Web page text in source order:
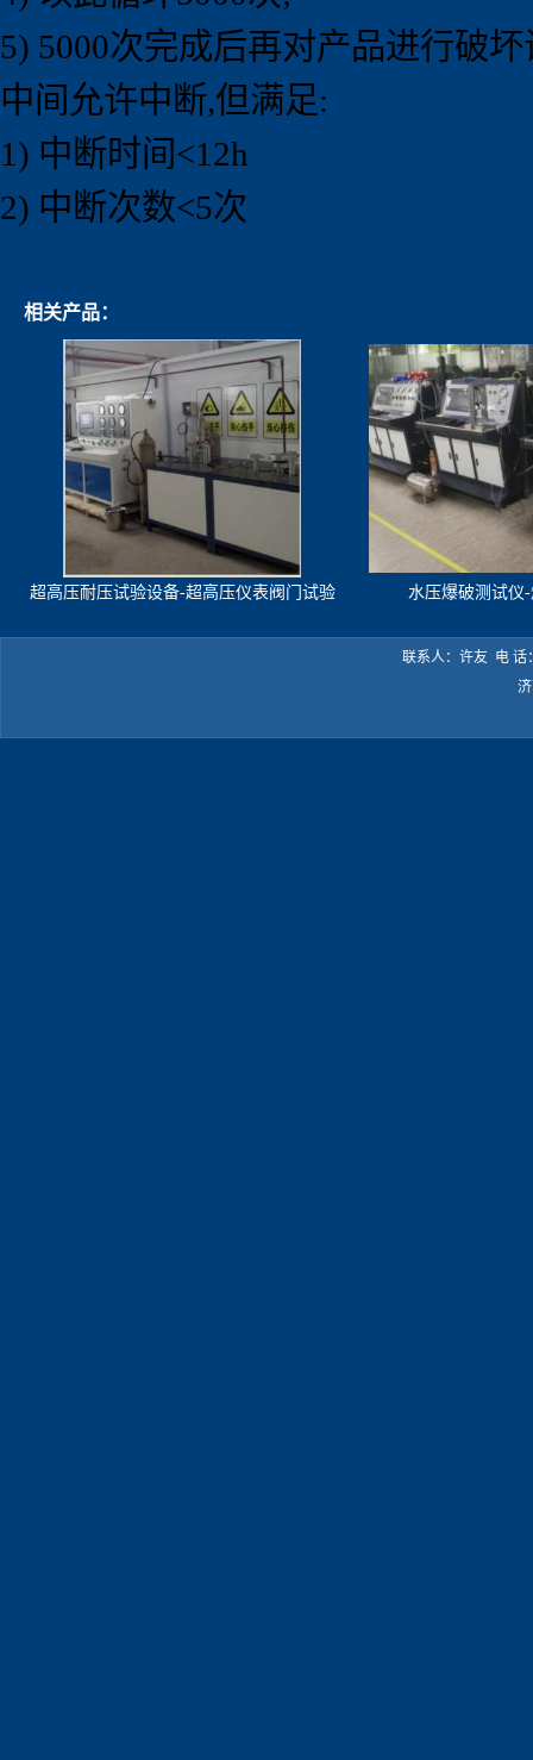
5) 5000次完成后再对产品进行破
中间允许中断,但满足:
1) 中断时间<12h
2) 中断次数<5次
相关产品：
超高压耐压试验设备-超高压仪表阀门试验
水压爆破测试仪
联系人：许友 电 话